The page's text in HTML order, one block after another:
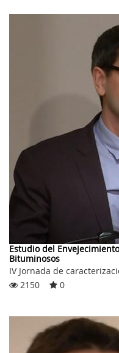
Estudio del
Bituminosos
IV Jornada de
2150
0